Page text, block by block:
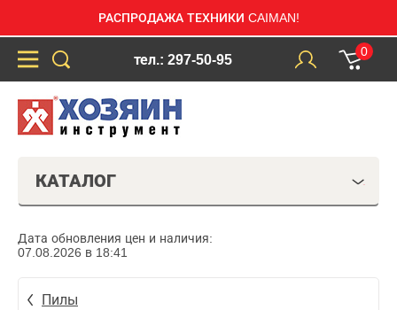
РАСПРОДАЖА ТЕХНИКИ CAIMAN!
тел.: 297-50-95
0
КАТАЛОГ
Дата обновления цен и наличия:
07.08.2026 в 18:41
Пилы